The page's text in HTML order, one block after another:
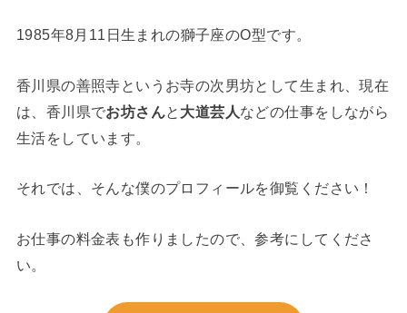
1985年8月11日生まれの獅子座のO型です。
香川県の善照寺というお寺の次男坊として生まれ、現在
は、香川県でお坊さんと 大道芸人などの仕事をしながら
生活をしています。
それでは、そんな僕のプロフィールを御覧ください！
お仕事の料金表も作りましたので、参考にしてくださ
い。